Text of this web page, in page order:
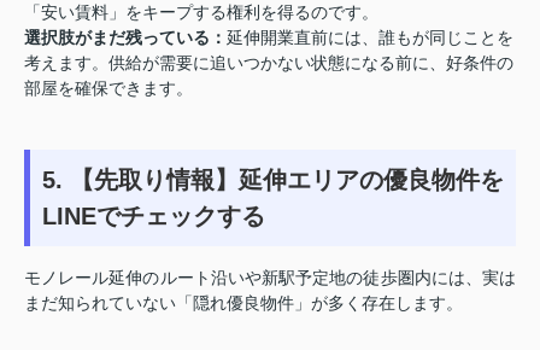
「安い賃料」をキープする権利を得るのです。
選択肢がまだ残っている： 延伸開業直前には、誰もが同じことを
考えます。供給が需要に追いつかない状態になる前に、好条件の
部屋を確保できます。
5. 【先取り情報】延伸エリアの優良物件を
LINEでチェックする
モノレール延伸のルート沿いや新駅予定地の徒歩圏内には、実は
まだ知られていない「隠れ優良物件」が多く存在します。